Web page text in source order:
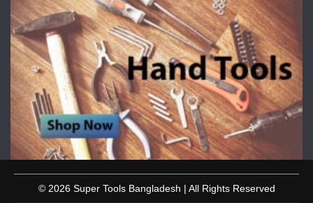
© 2026 Super Tools Bangladesh | All Rights Reserved